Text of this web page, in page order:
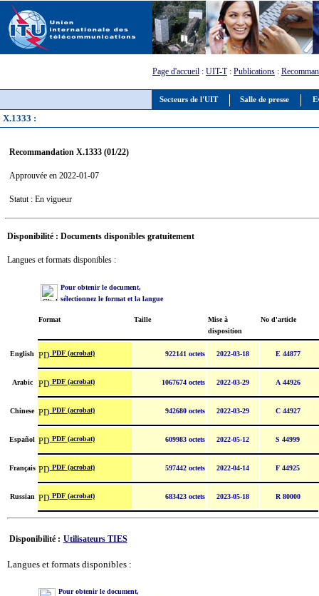
Secteurs de l'UIT Salle de presse
Page d'accueil : UIT-T: Publications :
X.1333 :
Recommandation X.1333 (01/22)
Approuvée en 2022-01-07
Statut : En vigueur
Disponibilité : Documents disponibles gratuitement
Langues et formats disponibles :
Pour obtenir le document,
sélectionnez le format et la langue
Format Taille
Mise à
disposition
No d'article
English PDF (acrobat) 922141 octets 2022-03-18 E 44877
Arabic PDF (acrobat) 1067674 octets 2022-03-29 A 44926
Chinese PDF (acrobat) 942680 octets 2022-03-29 C 44927
Español PDF (acrobat) 609983 octets 2022-05-12 S 44999
Français PDF (acrobat) 597442 octets 2022-04-14 F 44925
Russian PDF (acrobat) 683423 octets 2023-05-18 R 80000
Disponibilité : Utilisateurs TIES
Langues et formats disponibles :
Pour obtenir le document,